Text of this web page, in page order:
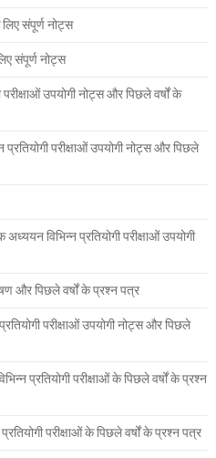
संपूर्ण नोट्स
संपूर्ण नोट्स
उपयोगी नोट्स और पिछले वर्षों के
परीक्षाओं उपयोगी नोट्स और पिछले
विभिन्न प्रतियोगी परीक्षाओं उपयोगी
और पिछले वर्षों के प्रश्न पत्र
परीक्षाओं उपयोगी नोट्स और पिछले
प्रतियोगी परीक्षाओं के पिछले वर्षों के प्रश्न
परीक्षाओं के पिछले वर्षों के प्रश्न पत्र